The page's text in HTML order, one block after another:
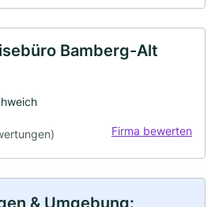
Bamberg-Alt
Firma bewerten
& Umgebung: